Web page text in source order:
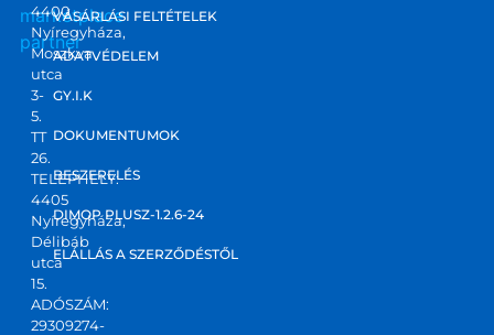
marketplace
partner
4400
Nyíregyháza,
Moszkva
utca
3-
5.
TT
26.
TELEPHELY:
4405
Nyíregyháza,
Délibáb
utca
15.
ADÓSZÁM:
29309274-
VÁSÁRLÁSI FELTÉTELEK
ADATVÉDELEM
GY.I.K
DOKUMENTUMOK
BESZERELÉS
DIMOP PLUSZ-1.2.6-24
ELÁLLÁS A SZERZŐDÉSTŐL